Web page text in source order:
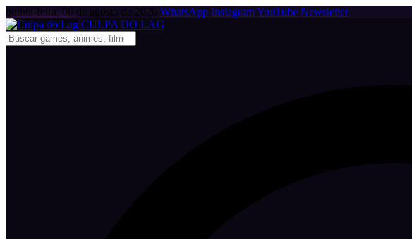
quinta-feira, 06 de agosto de 2026 WhatsApp InstagramYouTube Newsletter
CULPA DO LAG